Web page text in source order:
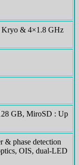
Kryo & 4×1.8 GHz
GB, MiroSD : Up
& phase detection
OIS, dual-LED